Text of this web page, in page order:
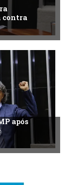
contra
após